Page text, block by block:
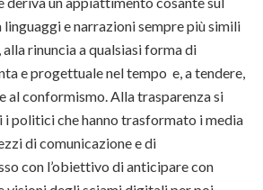
e narrazioni sempre più simili
rinuncia a qualsiasi forma di
e progettuale nel tempo e, a tendere,
al conformismo. Alla trasparenza si
politici che hanno trasformato i media
di comunicazione e di
con l’obiettivo di anticipare con